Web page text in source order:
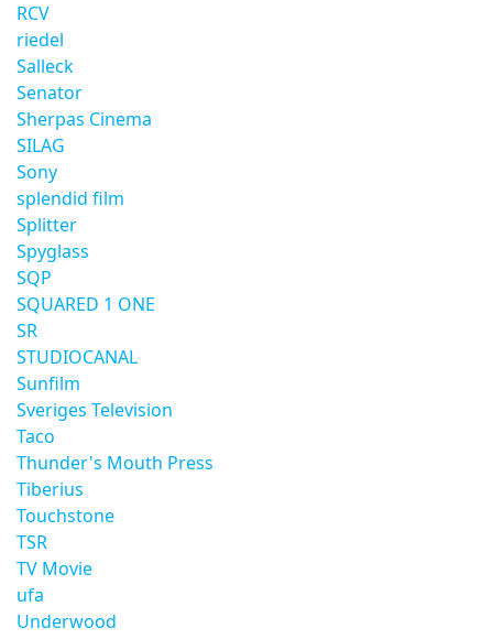
RCV
riedel
Salleck
Senator
Sherpas Cinema
SILAG
Sony
splendid film
Splitter
Spyglass
SQP
SQUARED 1 ONE
SR
STUDIOCANAL
Sunfilm
Sveriges Television
Taco
Thunder's Mouth Press
Tiberius
Touchstone
TSR
TV Movie
ufa
Underwood